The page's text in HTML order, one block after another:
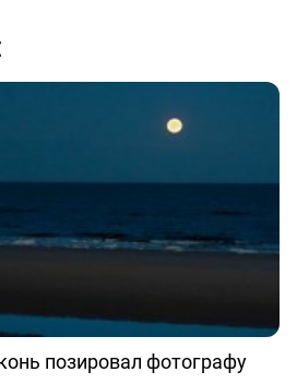
позировал фотографу